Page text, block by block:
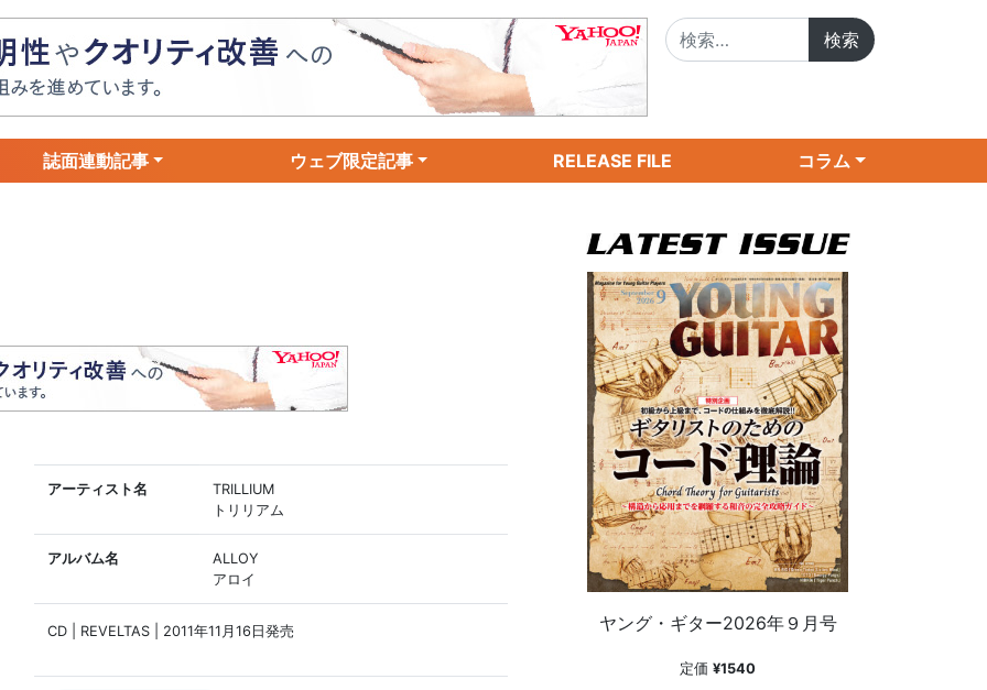
誌面連動記事 ウェブ限定記事 RELEASE FILE コラム
アーティスト名
TRILLIUM
トリリアム
アルバム名
ALLOY
アロイ
CD | REVELTAS | 2011年11月16日発売 ヤング・ギター2026年９月号
定価 ¥1540